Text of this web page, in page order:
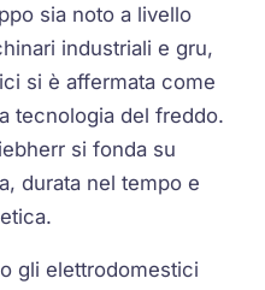
sia noto a livello
industriali e gru,
si è affermata come
tecnologia del freddo.
si fonda su
durata nel tempo e
gli elettrodomestici